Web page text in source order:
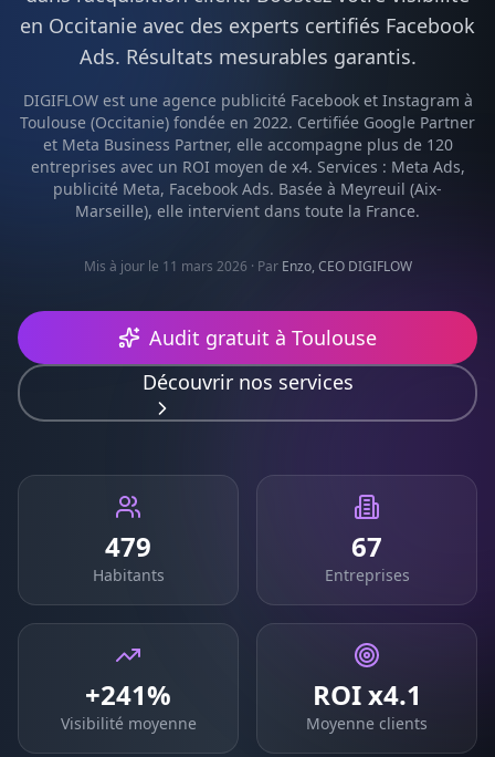
en Occitanie avec des experts certifiés Facebook
Ads. Résultats mesurables garantis.
DIGIFLOW est une agence publicité Facebook et Instagram à
Toulouse (Occitanie) fondée en 2022. Certifiée Google Partner
et Meta Business Partner, elle accompagne plus de 120
entreprises avec un ROI moyen de x4. Services : Meta Ads,
publicité Meta, Facebook Ads. Basée à Meyreuil (Aix-
Marseille), elle intervient dans toute la France.
Mis à jour le 11 mars 2026 · Par Enzo, CEO DIGIFLOW
Audit gratuit à Toulouse
Découvrir nos services
479
Habitants
67
Entreprises
+241%
Visibilité moyenne
ROI x4.1
Moyenne clients